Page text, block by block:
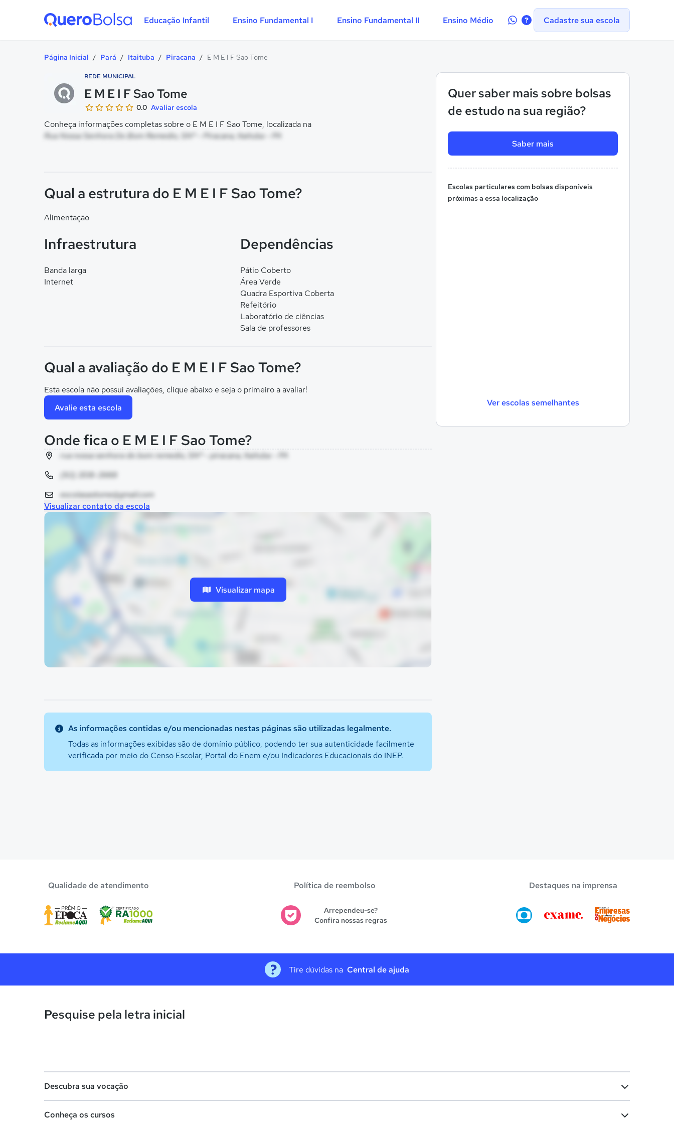
Educação Infantil Ensino Fundamental I Ensino Fundamental II Ensino Médio
Contate-Cadastre sua escola
Página Inicial / Pará / Itaituba / Piracana / E M E I F Sao Tome
REDE MUNICIPAL
E M E I F Sao Tome
0.0 Avaliar escola
Conheça informações completas sobre o E M E I F Sao Tome, localizada na
Rua Nossa Senhora Do Bom Remedio, SNº - Piracana, Itaituba - PA
Quer saber mais sobre bolsas
de estudo na sua região?
Saber mais
Escolas particulares com bolsas disponíveis
próximas a essa localização
Ver escolas semelhantes
Qual a estrutura do E M E I F Sao Tome?
Alimentação
Infraestrutura
Banda larga
Internet
Dependências
Pátio Coberto
Área Verde
Quadra Esportiva Coberta
Refeitório
Laboratório de ciências
Sala de professores
Qual a avaliação do E M E I F Sao Tome?
Esta escola não possui avaliações, clique abaixo e seja o primeiro a avaliar!
Avalie esta escola
Onde fica o E M E I F Sao Tome?
rua nossa senhora do bom remedio, SNº - piracana, Itaituba - PA
(93) 3518-3988
escolasaotome@gmail.com
Visualizar contato da escola
Visualizar mapa
As informações contidas e/ou mencionadas nestas páginas são utilizadas legalmente.
Todas as informações exibidas são de domínio público, podendo ter sua autenticidade facilmente
verificada por meio do Censo Escolar, Portal do Enem e/ou Indicadores Educacionais do INEP.
Qualidade de atendimento Política de reembolso
Arrependeu-se?
Confira nossas regras
Destaques na imprensa
Tire dúvidas na Central de ajuda
Pesquise pela letra inicial
Descubra sua vocação
Conheça os cursos